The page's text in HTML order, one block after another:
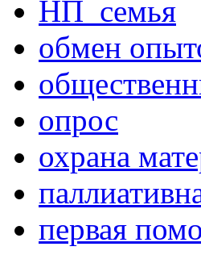
НП_семья
обмен
опрос
охрана
первая